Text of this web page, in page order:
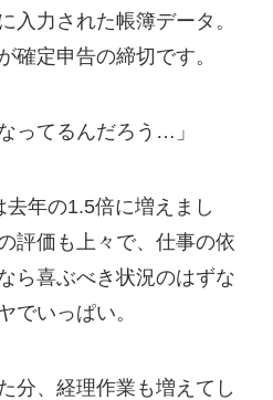
入力された帳簿データ。
定申告の締切です。
ってるんだろう…」
年の1.5倍に増えまし
評価も上々で、仕事の依
ら喜ぶべき状況のはずな
でいっぱい。
分、経理作業も増えてし